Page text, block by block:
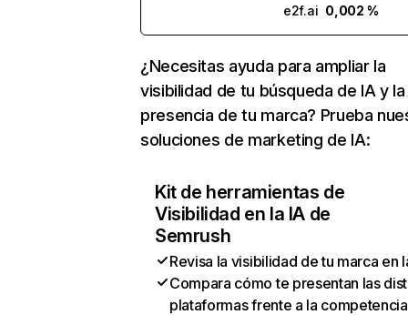
e2f.ai 0,002 %
¿Necesitas ayuda para ampliar la
visibilidad de tu búsqueda de IA y la
presencia de tu marca? Prueba
soluciones de marketing de IA:
Kit de herramientas de
Visibilidad en la IA de
Semrush
Revisa la visibilidad de tu marca en
Compara cómo te presentan las
plataformas frente a la competencia